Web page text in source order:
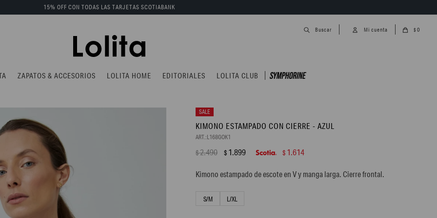
ZAPATOS & ACCESORIOS LOLITA HOME EDITORIALES LOLITA CLUB
$ 0
15% OFF CON TODAS LAS TARJETAS SCOTIABANK
KIMONO ESTAMPADO CON CIERRE - AZUL
L168GOK1
$2.490 $ 1.899 $ 1.614
Kimono estampado de escote en V y manga larga. Cierre frontal.
S/M L/XL